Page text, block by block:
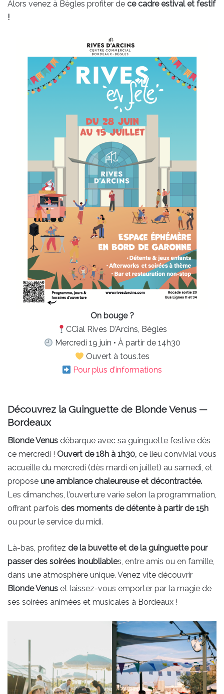
Alors venez à Bègles profiter de ce cadre estival et festif
!
On bouge ?
CCial Rives D’Arcins, Bègles
Mercredi 19 juin • À partir de 14h30
Ouvert à tous.tes
Pour plus d’informations
Découvrez la Guinguette de Blonde Venus —
Bordeaux
Blonde Venus débarque avec sa guinguette festive dès
ce mercredi ! Ouvert de 18h à 1h30, ce lieu convivial vous
accueille du mercredi (dès mardi en juillet) au samedi, et
propose une ambiance chaleureuse et décontractée.
Les dimanches, l’ouverture varie selon la programmation,
offrant parfois des moments de détente à partir de 15h
ou pour le service du midi.
Là-bas, profitez de la buvette et de la guinguette pour
passer des soirées inoubliables, entre amis ou en famille,
dans une atmosphère unique. Venez vite découvrir
Blonde Venus et laissez-vous emporter par la magie de
ses soirées animées et musicales à Bordeaux !